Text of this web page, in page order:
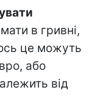
в гривні,
це можуть
або
від